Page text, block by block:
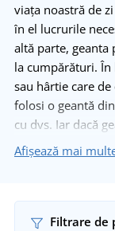
viața noastră de
în el lucrurile
altă parte, geanta
la cumpărături. În
sau hârtie care
folosi o geantă
cu dvs. Iar dacă
sustenabile, veți
din portofel ci și
Afișează mai
Filtrare de